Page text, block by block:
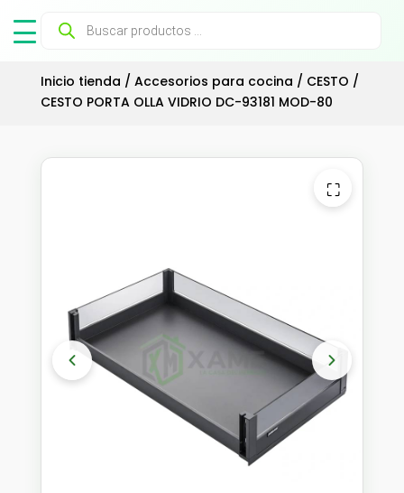
Búsqueda
productos
Inicio tienda / Accesorios para cocina / CESTO /
CESTO PORTA OLLA VIDRIO DC-93181 MOD-80
⛶